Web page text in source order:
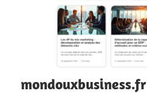
mondouxbusiness.fr